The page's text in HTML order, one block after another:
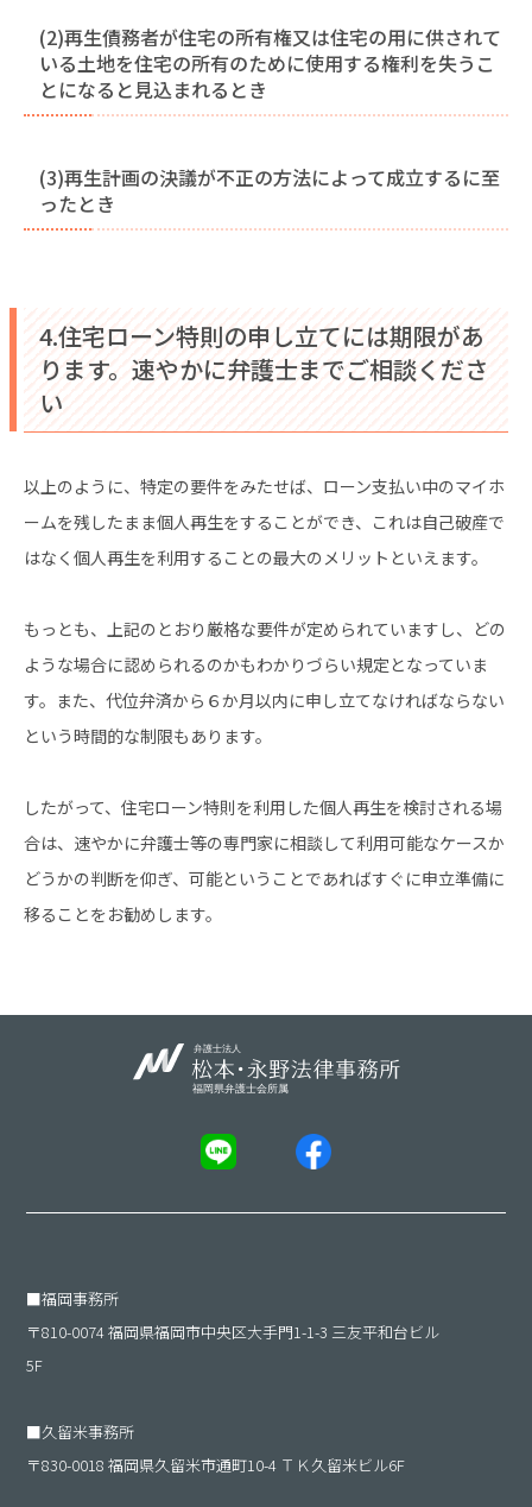
(2)再生債務者が住宅の所有権又は住宅の用に供されて
いる土地を住宅の所有のために使用する権利を失うこ
とになると見込まれるとき
(3)再生計画の決議が不正の方法によって成立するに至
ったとき
4.住宅ローン特則の申し立てには期限があ
ります。速やかに弁護士までご相談くださ
い
以上のように、特定の要件をみたせば、ローン支払い中のマイホ
ームを残したまま個人再生をすることができ、これは自己破産で
はなく個人再生を利用することの最大のメリットといえます。
もっとも、上記のとおり厳格な要件が定められていますし、どの
ような場合に認められるのかもわかりづらい規定となっていま
す。また、代位弁済から６か月以内に申し立てなければならない
という時間的な制限もあります。
したがって、住宅ローン特則を利用した個人再生を検討される場
合は、速やかに弁護士等の専門家に相談して利用可能なケースか
どうかの判断を仰ぎ、可能ということであればすぐに申立準備に
移ることをお勧めします。
■福岡事務所
〒810-0074 福岡県福岡市中央区大手門1-1-3 三友平和台ビル
5F
■久留米事務所
〒830-0018 福岡県久留米市通町10-4 ＴＫ久留米ビル6F